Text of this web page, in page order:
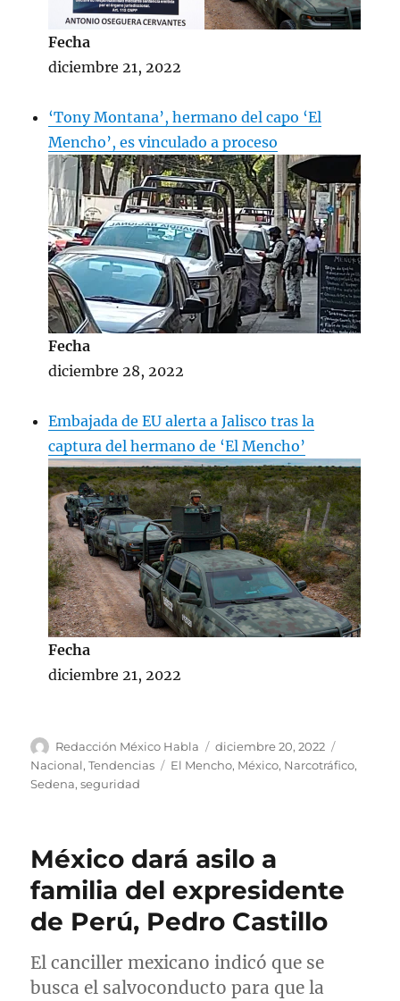
Fecha
diciembre 21, 2022
‘Tony Montana’, hermano del capo ‘El
Mencho’, es vinculado a proceso
Fecha
diciembre 28, 2022
Embajada de EU alerta a Jalisco tras la
captura del hermano de ‘El Mencho’
Fecha
diciembre 21, 2022
A
u
t
Redacción México Habla
P
u
a
o
e
l
diciembre 20, 2022
a
a
Nacional,Tendencias
E
e
a
s
El Mencho, México, Narcotráfico,
Sedena,seguridad
México dará asilo a
familia del expresidente
de Perú, Pedro Castillo
El canciller mexicano indicó que se
busca el salvoconducto para que la